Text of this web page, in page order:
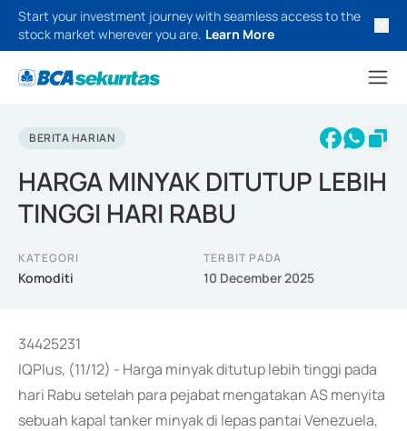
Start your investment journey with seamless access to the
stock market wherever you are. Learn More
BERITA HARIAN
HARGA MINYAK DITUTUP LEBIH
TINGGI HARI RABU
KATEGORI
Komoditi
TERBIT PADA
10 December 2025
34425231
IQPlus, (11/12) - Harga minyak ditutup lebih tinggi pada
hari Rabu setelah para pejabat mengatakan AS menyita
sebuah kapal tanker minyak di lepas pantai Venezuela,